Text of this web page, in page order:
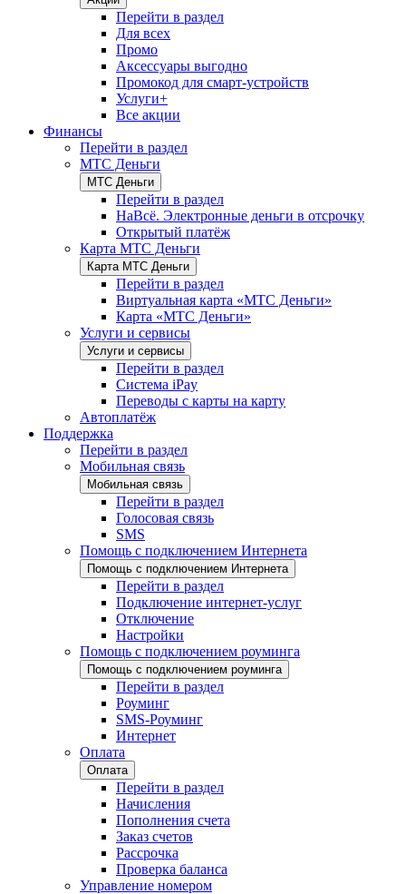
Перейти в раздел
Для всех
Промо
Аксессуары выгодно
Промокод для смарт-устройств
Услуги+
Все акции
Финансы
Перейти в раздел
МТС Деньги
МТС Деньги
Перейти в раздел
НаВсё. Электронные деньги в отсрочку
Открытый платёж
Карта МТС Деньги
Карта МТС Деньги
Перейти в раздел
Виртуальная карта «МТС Деньги»
Карта «МТС Деньги»
Услуги и сервисы
Услуги и сервисы
Перейти в раздел
Система iPay
Переводы с карты на карту
Автоплатёж
Поддержка
Перейти в раздел
Мобильная связь
Мобильная связь
Перейти в раздел
Голосовая связь
SMS
Помощь с подключением Интернета
Помощь с подключением Интернета
Перейти в раздел
Подключение интернет-услуг
Отключение
Настройки
Помощь с подключением роуминга
Помощь с подключением роуминга
Перейти в раздел
Роуминг
SMS-Роуминг
Интернет
Оплата
Оплата
Перейти в раздел
Начисления
Пополнения счета
Заказ счетов
Рассрочка
Проверка баланса
Управление номером